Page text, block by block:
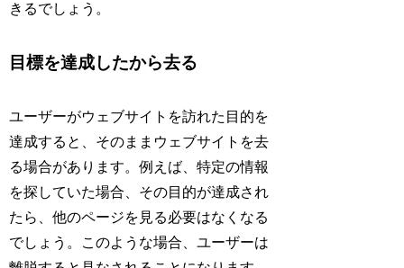
きるでしょう。
目標を達成したから去る
ユーザーがウェブサイトを訪れた目的を
達成すると、そのままウェブサイトを去
る場合があります。例えば、特定の情報
を探していた場合、その目的が達成され
たら、他のページを見る必要はなくなる
でしょう。このような場合、ユーザーは